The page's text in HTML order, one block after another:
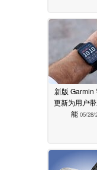
新版 Garmin
更新为用户
能 05/28/